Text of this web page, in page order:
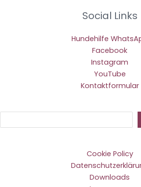
Social Links
Hundehilfe
Facebook
Instagram
YouTube
Kontaktformular
Cookie Policy
Downloads